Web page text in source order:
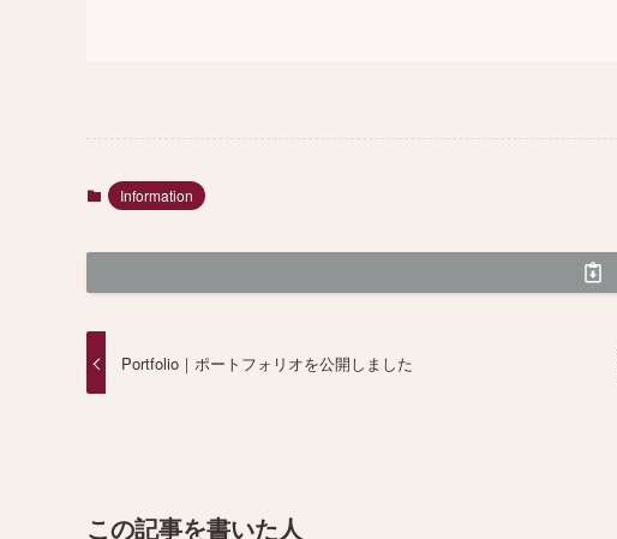
Information
Portfolio｜ポートフォリオを公開しました
この記事を書いた人